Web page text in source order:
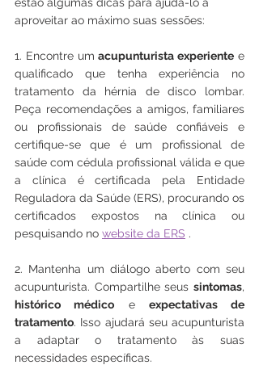
aproveitar ao máximo suas sessões:
1. Encontre um acupunturista experiente e
qualificado que tenha experiência no
tratamento da hérnia de disco lombar.
Peça recomendações a amigos, familiares
ou profissionais de saúde confiáveis e
certifique-se que é um profissional de
saúde com cédula profissional válida e que
a clínica é certificada pela Entidade
Reguladora da Saúde (ERS), procurando os
certificados expostos na clínica ou
pesquisando no website da ERS .
2. Mantenha um diálogo aberto com seu
acupunturista. Compartilhe seus sintomas
histórico médico e expectativas de
tratamento. Isso ajudará seu acupunturista
a adaptar o tratamento às suas
necessidades específicas.